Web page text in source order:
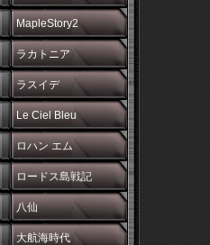
MapleStory2
ラカトニア
ラスイデ
Le Ciel Bleu
ロハン エム
ロードス島戦記
八仙
大航海時代